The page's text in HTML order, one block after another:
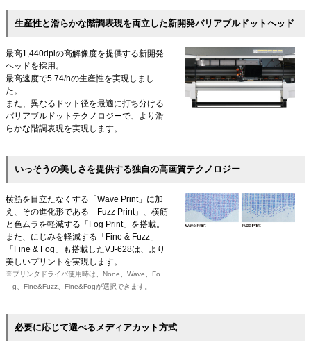
生産性と滑らかな階調表現を両立した新開発バリアブルドットヘッド
最高1,440dpiの高解像度を提供する新開発
ヘッドを採用。
最高速度で5.74/hの生産性を実現しまし
た。
また、異なるドット径を最適に打ち分ける
バリアブルドットテクノロジーで、より滑
らかな階調表現を実現します。
いっそうの美しさを提供する独自の高画質テクノロジー
横筋を目立たなくする「Wave Print」に加
え、その進化形である「Fuzz Print」、横筋
と色ムラを軽減する「Fog Print」を搭載。
また、にじみを軽減する「Fine & Fuzz」
「Fine & Fog」も搭載したVJ-628は、より
美しいプリントを実現します。
プリンタドライバ使用時は、None、Wave、Fo
g、Fine&Fuzz、Fine&Fogが選択できます。
必要に応じて選べるメディアカット方式